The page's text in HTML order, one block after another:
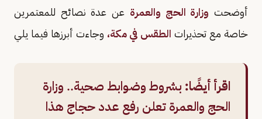
أوضحت وزارة الحج والعمرة عن عدة نصائح للمعتمرين
خاصة مع تحذيرات الطقس في مكة، وجاءت أبرزها فيما يلي
اقرأ أيضًا: بشروط وضوابط صحية.. وزارة
الحج والعمرة تعلن رفع عدد حجاج هذا